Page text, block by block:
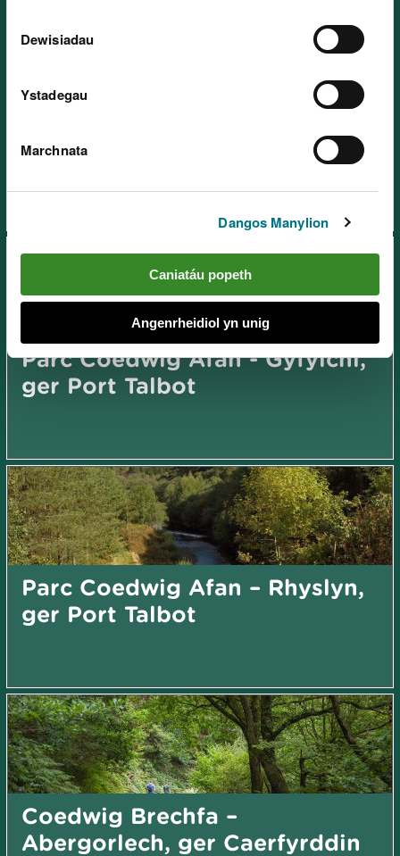
Dewisiadau
Ystadegau
Marchnata
Dangos Manylion
Caniatáu popeth
Angenrheidiol yn unig
Parc Coedwig Afan – Canolfan
Beicio Mynydd Glyncorrwg,
ger Port Talbot
Parc Coedwig Afan - Gyfylchi,
ger Port Talbot
Parc Coedwig Afan – Rhyslyn,
ger Port Talbot
Coedwig Brechfa –
Abergorlech, ger Caerfyrddin